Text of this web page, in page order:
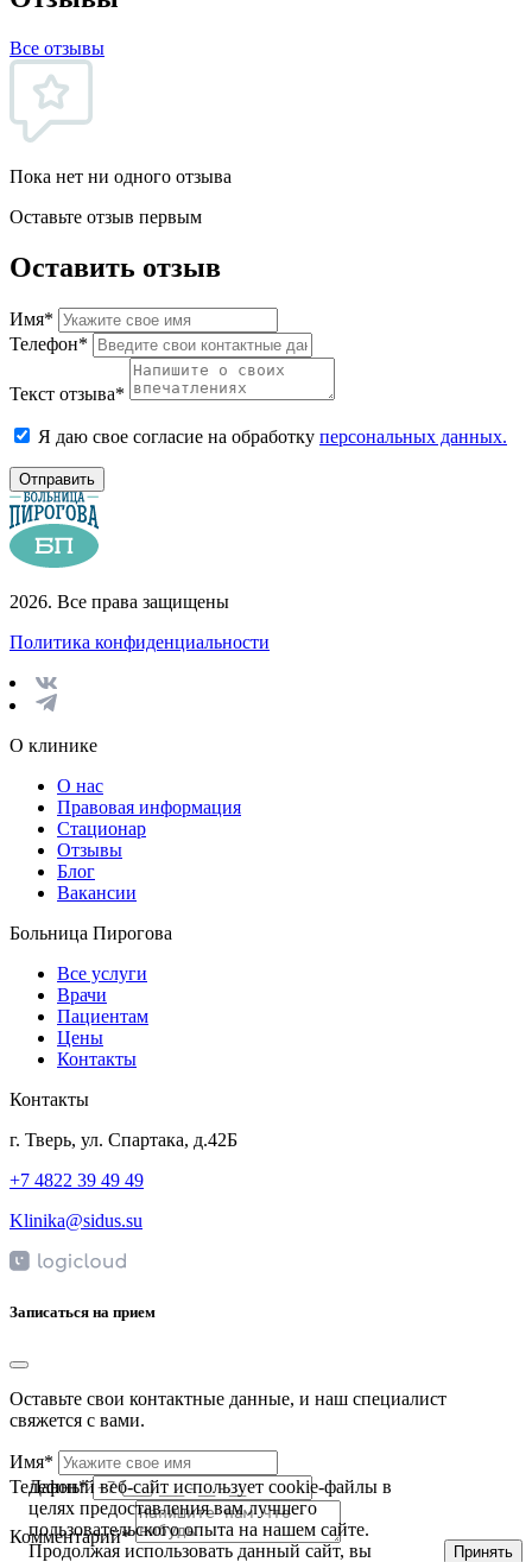
Все отзывы
Пока нет ни одного отзыва
Оставьте отзыв первым
Оставить отзыв
Имя*
Телефон*
Текст отзыва*
Я даю свое согласие на обработку персональных данных.
Отправить
2026. Все права защищены
Политика конфиденциальности
О клинике
О нас
Правовая информация
Стационар
Отзывы
Блог
Вакансии
Больница Пирогова
Все услуги
Врачи
Пациентам
Цены
Контакты
Контакты
г. Тверь, ул. Спартака, д.42Б
+7 4822 39 49 49
Klinika@sidus.su
Записаться на прием
Оставьте свои контактные данные, и наш специалист
свяжется с вами.
Имя*
Телефон*
Комментарий*
Данный веб-сайт использует cookie-файлы в
целях предоставления вам лучшего
пользовательского опыта на нашем сайте.
Продолжая использовать данный сайт, вы
Принять